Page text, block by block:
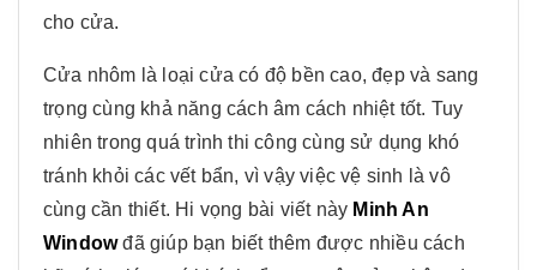
cho cửa.
Cửa nhôm là loại cửa có độ bền cao, đẹp và sang
trọng cùng khả năng cách âm cách nhiệt tốt. Tuy
nhiên trong quá trình thi công cùng sử dụng khó
tránh khỏi các vết bẩn, vì vậy việc vệ sinh là vô
cùng cần thiết. Hi vọng bài viết này Minh An
Windowđã giúp bạn biết thêm được nhiều cách